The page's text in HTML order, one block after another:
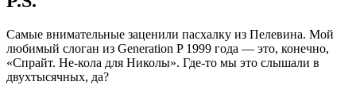
Самые внимательные заценили пасхалку из Пелевина. Мой
любимый слоган из Generation P 1999 года — это, конечно,
«Спрайт. Не-кола для Николы». Где-то мы это слышали в
двухтысячных, да?